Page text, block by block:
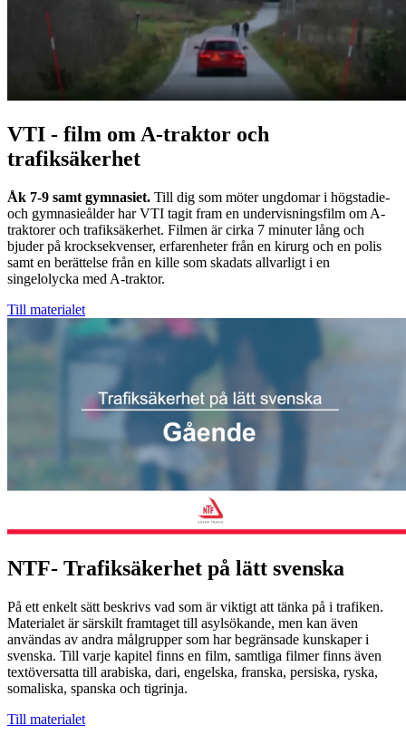
VTI - film om A-traktor och
trafiksäkerhet
Åk 7-9 samt gymnasiet. Till dig som möter ungdomar i högstadie-
och gymnasieålder har VTI tagit fram en undervisningsfilm om A-
traktorer och trafiksäkerhet. Filmen är cirka 7 minuter lång och
bjuder på krocksekvenser, erfarenheter från en kirurg och en polis
samt en berättelse från en kille som skadats allvarligt i en
singelolycka med A-traktor.
Till materialet
NTF- Trafiksäkerhet på lätt svenska
På ett enkelt sätt beskrivs vad som är viktigt att tänka på i trafiken.
Materialet är särskilt framtaget till asylsökande, men kan även
användas av andra målgrupper som har begränsade kunskaper i
svenska. Till varje kapitel finns en film, samtliga filmer finns även
textöversatta till arabiska, dari, engelska, franska, persiska, ryska,
somaliska, spanska och tigrinja.
Till materialet